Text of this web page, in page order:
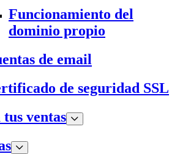
Funcionamiento del
dominio propio
de email
de seguridad SSL
ventas